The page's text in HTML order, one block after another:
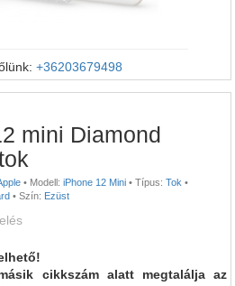
+36203679498
mini Diamond
• Modell: iPhone 12 Mini • Típus: Tok •
• Szín: Ezüst
cikkszám alatt megtalálja az